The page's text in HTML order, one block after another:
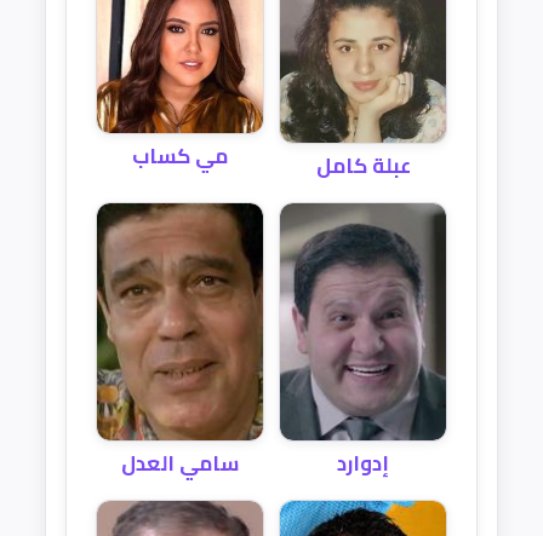
عبلة كامل مي كساب
إدوارد سامي العدل